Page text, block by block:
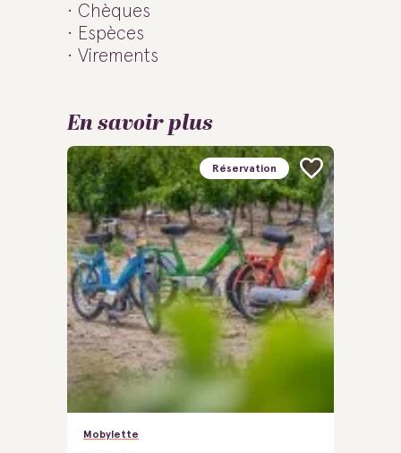
Chèques
Espèces
Virements
En savoir plus
Mobylette
Réservation